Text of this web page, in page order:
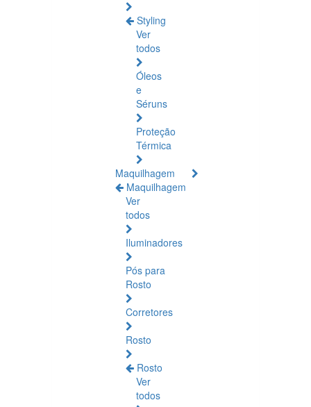
Styling
Ver
todos
Óleos
e
Séruns
Proteção
Térmica
Maquilhagem
Maquilhagem
Ver
todos
Iluminadores
Pós para
Rosto
Corretores
Rosto
Rosto
Ver
todos